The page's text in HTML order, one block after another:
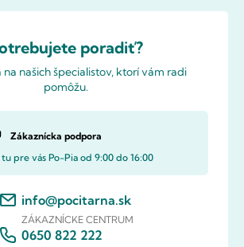
poradiť?
našich špecialistov, ktorí vám radi
pomôžu.
Zákaznícka podpora
pre vás Po-Pia od 9:00 do 16:00
info@pocitarna.sk
ZÁKAZNÍCKE CENTRUM
0650 822 222